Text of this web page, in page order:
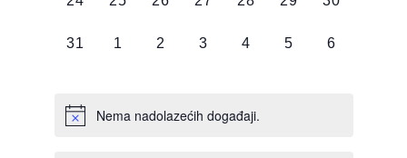
0
31
0
1
0
2
0
3
0
4
0
5
0
6
Nema nadolazećih događaji.